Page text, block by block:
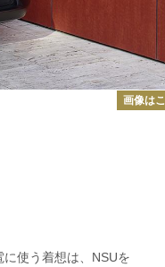
画像は
使う着想は、NSUを